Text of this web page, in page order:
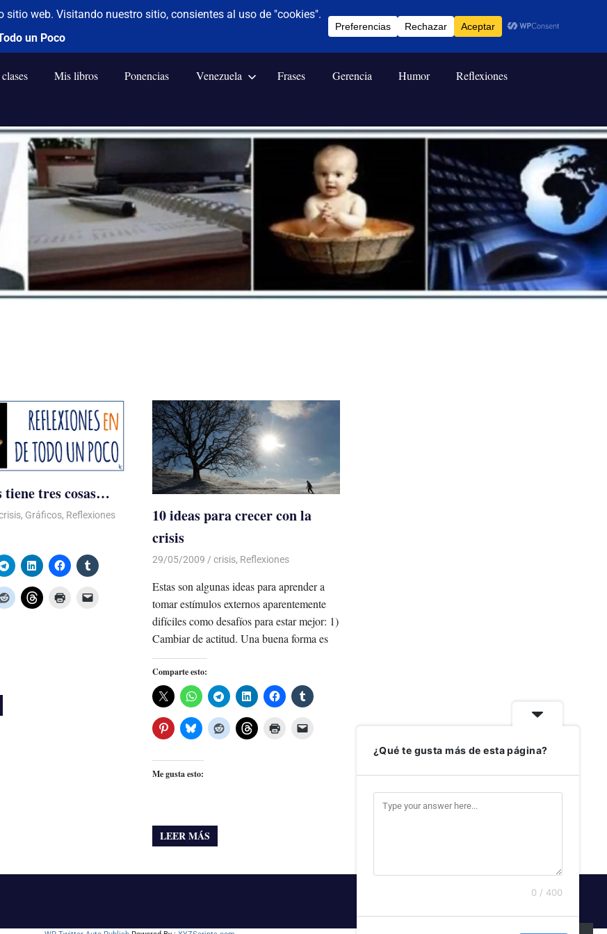
Mis libros Ponencias Venezuela Frases Gerencia Humor Reflexiones
tiene tres cosas…
Castellanos
, Gráficos, Reflexiones
10 ideas para crecer con la
crisis
29/05/2009 Luis Castellanos
crisis, Reflexiones
Estas son algunas ideas para aprender a
tomar estímulos externos aparentemente
difíciles como desafíos para estar mejor: 1)
Cambiar de actitud. Una buena forma es
Comparte esto:
Me gusta esto:
LEER MÁS
¿Qué te gusta más de esta página?
0 / 400